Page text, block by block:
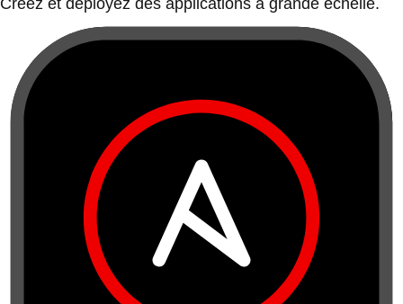
Créez et déployez des applications à grande échelle.